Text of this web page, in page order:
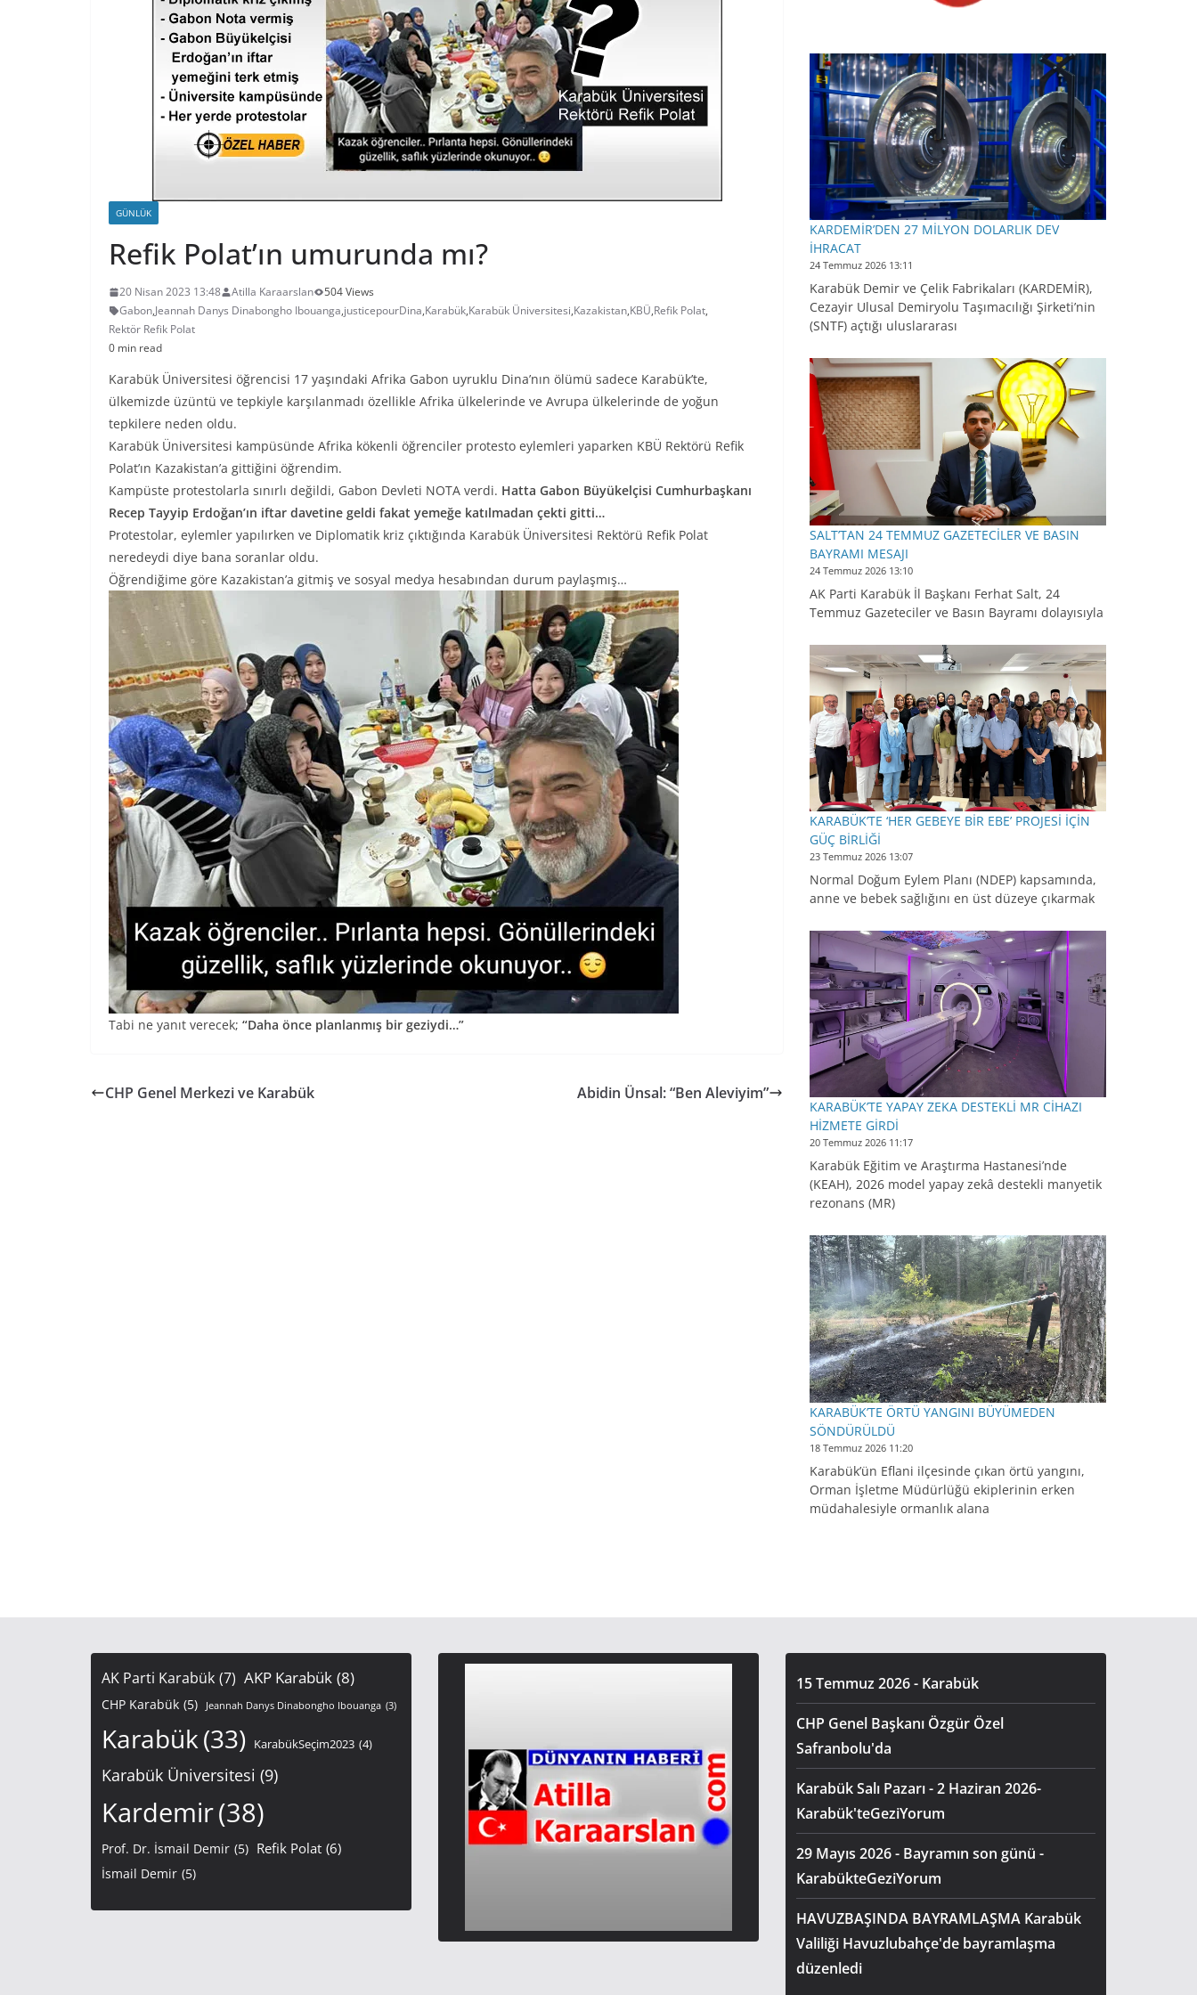
GÜNLÜK
Refik Polat’ın umurunda mı?
20 Nisan 2023 13:48 Atilla Karaarslan
504 Views
Gabon,Jeannah Danys Dinabongho Ibouanga,justicepourDina,Karabük,Karabük Üniversitesi,Kazakistan,KBÜ,Refik Polat,
Rektör Refik Polat
0 min read
Karabük Üniversitesi öğrencisi 17 yaşındaki Afrika Gabon uyruklu Dina’nın ölümü sadece Karabük’te,
ülkemizde üzüntü ve tepkiyle karşılanmadı özellikle Afrika ülkelerinde ve Avrupa ülkelerinde de yoğun
tepkilere neden oldu.
Karabük Üniversitesi kampüsünde Afrika kökenli öğrenciler protesto eylemleri yaparken KBÜ Rektörü Refik
Polat’ın Kazakistan’a gittiğini öğrendim.
Kampüste protestolarla sınırlı değildi, Gabon Devleti NOTA verdi. Hatta Gabon Büyükelçisi Cumhurbaşkanı
Recep Tayyip Erdoğan’ın iftar davetine geldi fakat yemeğe katılmadan çekti gitti…
Protestolar, eylemler yapılırken ve Diplomatik kriz çıktığında Karabük Üniversitesi Rektörü Refik Polat
neredeydi diye bana soranlar oldu.
Öğrendiğime göre Kazakistan’a gitmiş ve sosyal medya hesabından durum paylaşmış…
Tabi ne yanıt verecek; “Daha önce planlanmış bir geziydi…”
CHP Genel Merkezi ve Karabük Abidin Ünsal: “Ben Aleviyim”
KARDEMİR’DEN 27 MİLYON DOLARLIK DEV
İHRACAT
24 Temmuz 2026 13:11
Karabük Demir ve Çelik Fabrikaları (KARDEMİR),
Cezayir Ulusal Demiryolu Taşımacılığı Şirketi’nin
(SNTF) açtığı uluslararası
SALT’TAN 24 TEMMUZ GAZETECİLER VE BASIN
BAYRAMI MESAJI
24 Temmuz 2026 13:10
AK Parti Karabük İl Başkanı Ferhat Salt, 24
Temmuz Gazeteciler ve Basın Bayramı dolayısıyla
KARABÜK’TE ‘HER GEBEYE BİR EBE’ PROJESİ İÇİN
GÜÇ BİRLİĞİ
23 Temmuz 2026 13:07
Normal Doğum Eylem Planı (NDEP) kapsamında,
anne ve bebek sağlığını en üst düzeye çıkarmak
KARABÜK’TE YAPAY ZEKA DESTEKLİ MR CİHAZI
HİZMETE GİRDİ
20 Temmuz 2026 11:17
Karabük Eğitim ve Araştırma Hastanesi’nde
(KEAH), 2026 model yapay zekâ destekli manyetik
rezonans (MR)
KARABÜK’TE ÖRTÜ YANGINI BÜYÜMEDEN
SÖNDÜRÜLDÜ
18 Temmuz 2026 11:20
Karabük’ün Eflani ilçesinde çıkan örtü yangını,
Orman İşletme Müdürlüğü ekiplerinin erken
müdahalesiyle ormanlık alana
AK Parti Karabük (7) AKP Karabük (8)
CHP Karabük (5) Jeannah Danys Dinabongho Ibouanga (3)
Karabük(33) KarabükSeçim2023 (4)
Karabük Üniversitesi (9)
Kardemir(38)
Prof. Dr. İsmail Demir (5) Refik Polat (6)
İsmail Demir (5)
15 Temmuz 2026 - Karabük
CHP Genel Başkanı Özgür Özel
Safranbolu'da
Karabük Salı Pazarı - 2 Haziran 2026-
Karabük'teGeziYorum
29 Mayıs 2026 - Bayramın son günü -
KarabükteGeziYorum
HAVUZBAŞINDA BAYRAMLAŞMA Karabük
Valiliği Havuzlubahçe'de bayramlaşma
düzenledi